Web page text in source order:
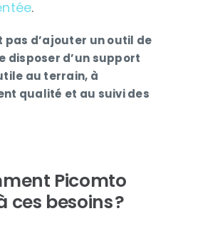
.
pas d’ajouter un outil de
disposer d’un support
au terrain, à
qualité et au suivi des
Picomto
ces besoins ?